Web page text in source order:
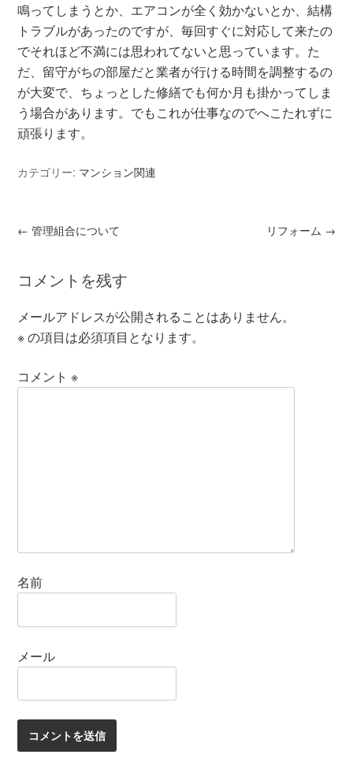
鳴ってしまうとか、エアコンが全く効かないとか、結構
トラブルがあったのですが、毎回すぐに対応して来たの
でそれほど不満には思われてないと思っています。た
だ、留守がちの部屋だと業者が行ける時間を調整するの
が大変で、ちょっとした修繕でも何か月も掛かってしま
う場合があります。でもこれが仕事なのでへこたれずに
頑張ります。
カテゴリー: マンション関連
← 管理組合について リフォーム →
コメントを残す
メールアドレスが公開されることはありません。
※の項目は必須項目となります。
コメント※
名前
メール